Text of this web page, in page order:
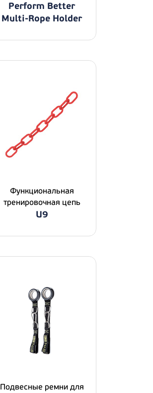
Perform Better
Multi-Rope Holder
Функциональная
тренировочная цепь
U9
Подвесные ремни для